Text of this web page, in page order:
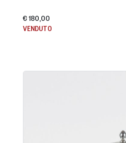
€ 180,00
VENDUTO